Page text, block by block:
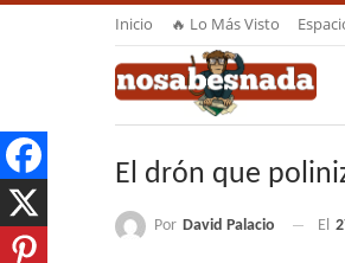
Inicio 🔥 Lo Más Visto
El drón que
Por David Palacio El